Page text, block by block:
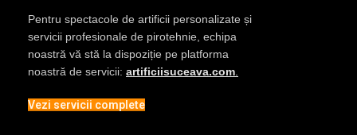
Pentru spectacole de artificii personalizate și
servicii profesionale de pirotehnie, echipa
noastră vă stă la dispoziție pe platforma
noastră de servicii: artificiisuceava.com
Vezi servicii complete